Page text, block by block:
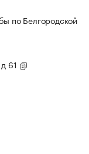
по Белгородской
61